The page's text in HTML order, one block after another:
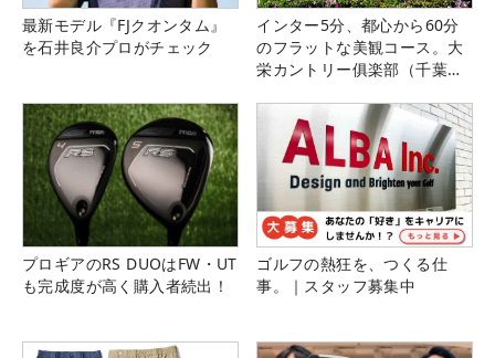
最新モデル『FJクオンタム』
を石井良介プロがチェック
インター5分、都心から60分
のフラットな美観コース。大
栄カントリー俱楽部（千葉
プロギアのRS DUOはFW・UT
も完成度が高く購入者続出！
ゴルフの熱狂を、つくる仕
事。｜スタッフ募集中